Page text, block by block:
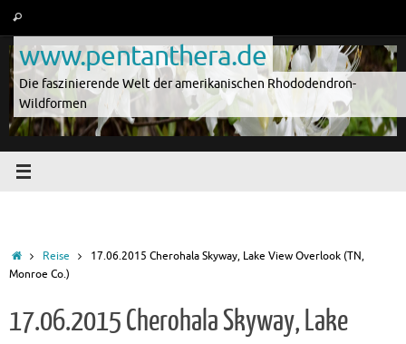
springen
Suchen
www.pentanthera.de
Die faszinierende Welt der amerikanischen Rhododendron-
Wildformen
StartReise
17.06.2015 Cherohala Skyway, Lake View Overlook (TN,
Monroe Co.)
17.06.2015 Cherohala Skyway, Lake